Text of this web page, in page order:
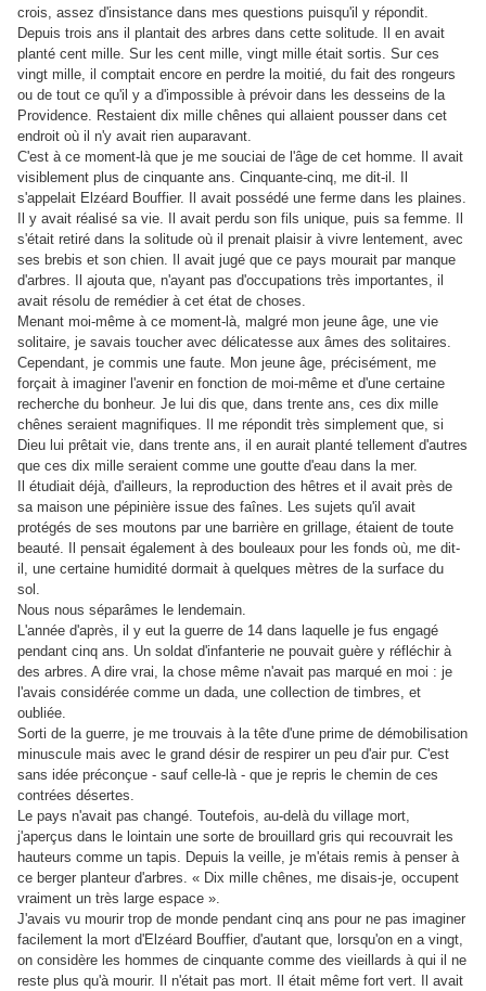
crois, assez d'insistance dans mes questions puisqu'il y répondit.
Depuis trois ans il plantait des arbres dans cette solitude. Il en avait
planté cent mille. Sur les cent mille, vingt mille était sortis. Sur ces
vingt mille, il comptait encore en perdre la moitié, du fait des rongeurs
ou de tout ce qu'il y a d'impossible à prévoir dans les desseins de la
Providence. Restaient dix mille chênes qui allaient pousser dans cet
endroit où il n'y avait rien auparavant.
C'est à ce moment-là que je me souciai de l'âge de cet homme. Il avait
visiblement plus de cinquante ans. Cinquante-cinq, me dit-il. Il
s'appelait Elzéard Bouffier. Il avait possédé une ferme dans les plaines.
Il y avait réalisé sa vie. Il avait perdu son fils unique, puis sa femme. Il
s'était retiré dans la solitude où il prenait plaisir à vivre lentement, avec
ses brebis et son chien. Il avait jugé que ce pays mourait par manque
d'arbres. Il ajouta que, n'ayant pas d'occupations très importantes, il
avait résolu de remédier à cet état de choses.
Menant moi-même à ce moment-là, malgré mon jeune âge, une vie
solitaire, je savais toucher avec délicatesse aux âmes des solitaires.
Cependant, je commis une faute. Mon jeune âge, précisément, me
forçait à imaginer l'avenir en fonction de moi-même et d'une certaine
recherche du bonheur. Je lui dis que, dans trente ans, ces dix mille
chênes seraient magnifiques. Il me répondit très simplement que, si
Dieu lui prêtait vie, dans trente ans, il en aurait planté tellement d'autres
que ces dix mille seraient comme une goutte d'eau dans la mer.
Il étudiait déjà, d'ailleurs, la reproduction des hêtres et il avait près de
sa maison une pépinière issue des faînes. Les sujets qu'il avait
protégés de ses moutons par une barrière en grillage, étaient de toute
beauté. Il pensait également à des bouleaux pour les fonds où, me dit-
il, une certaine humidité dormait à quelques mètres de la surface du
sol.
Nous nous séparâmes le lendemain.
L'année d'après, il y eut la guerre de 14 dans laquelle je fus engagé
pendant cinq ans. Un soldat d'infanterie ne pouvait guère y réfléchir à
des arbres. A dire vrai, la chose même n'avait pas marqué en moi : je
l'avais considérée comme un dada, une collection de timbres, et
oubliée.
Sorti de la guerre, je me trouvais à la tête d'une prime de démobilisation
minuscule mais avec le grand désir de respirer un peu d'air pur. C'est
sans idée préconçue - sauf celle-là - que je repris le chemin de ces
contrées désertes.
Le pays n'avait pas changé. Toutefois, au-delà du village mort,
j'aperçus dans le lointain une sorte de brouillard gris qui recouvrait les
hauteurs comme un tapis. Depuis la veille, je m'étais remis à penser à
ce berger planteur d'arbres. « Dix mille chênes, me disais-je, occupent
vraiment un très large espace ».
J'avais vu mourir trop de monde pendant cinq ans pour ne pas imaginer
facilement la mort d'Elzéard Bouffier, d'autant que, lorsqu'on en a vingt,
on considère les hommes de cinquante comme des vieillards à qui il ne
reste plus qu'à mourir. Il n'était pas mort. Il était même fort vert. Il avait